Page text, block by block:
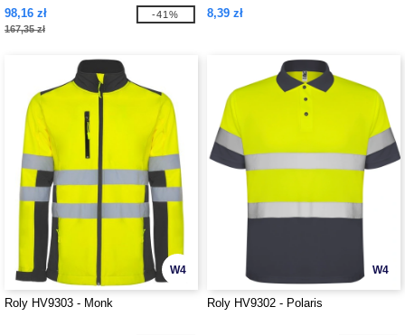
KIESZENIAMI
98,16 zł
167,35 zł
-41%
8,39 zł
W4
Roly HV9303 - Monk
W4
Roly HV9302 - Polaris